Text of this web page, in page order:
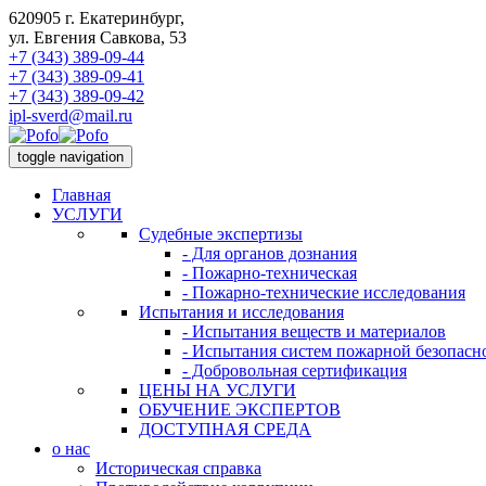
620905 г. Екатеринбург,
ул. Евгения Савкова, 53
+7 (343) 389-09-44
+7 (343) 389-09-41
+7 (343) 389-09-42
ipl-sverd@mail.ru
toggle navigation
Главная
УСЛУГИ
Судебные экспертизы
- Для органов дознания
- Пожарно-техническая
- Пожарно-технические исследования
Испытания и исследования
- Испытания веществ и материалов
- Испытания систем пожарной
- Добровольная сертификация
ЦЕНЫ НА УСЛУГИ
ОБУЧЕНИЕ ЭКСПЕРТОВ
ДОСТУПНАЯ СРЕДА
о нас
Историческая справка